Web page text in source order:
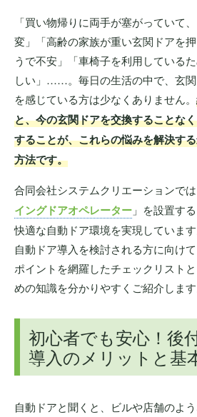
「買い物帰りに両手が塞がっていて
変」「高齢の家族が重い玄関ドアを
うで不安」「車椅子を利用している
しい」……。毎日の生活の中で、玄
を感じている方は少なくありません。
と、今の玄関ドアを交換することな
することが、これらの悩みを解決す
方法です。
合同会社システムクリエーションで
イングドアオペレーター 」を設置す
快適な自動ドア環境を実現していま
自動ドア導入を検討される方に向け
ポイントを網羅したチェックリスト
めの知識を分かりやすくご紹介します
初心者でも安心！後
導入のメリットと基
自動ドアと聞くと、ビルや店舗のよ